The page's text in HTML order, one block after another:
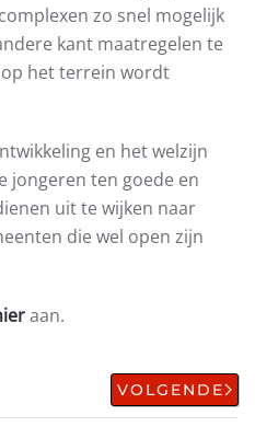
zo snel mogelijk
kant maatregelen te
het terrein wordt
en het welzijn
jongeren ten goede en
uit te wijken naar
die wel open zijn
aan.
VOLGENDE